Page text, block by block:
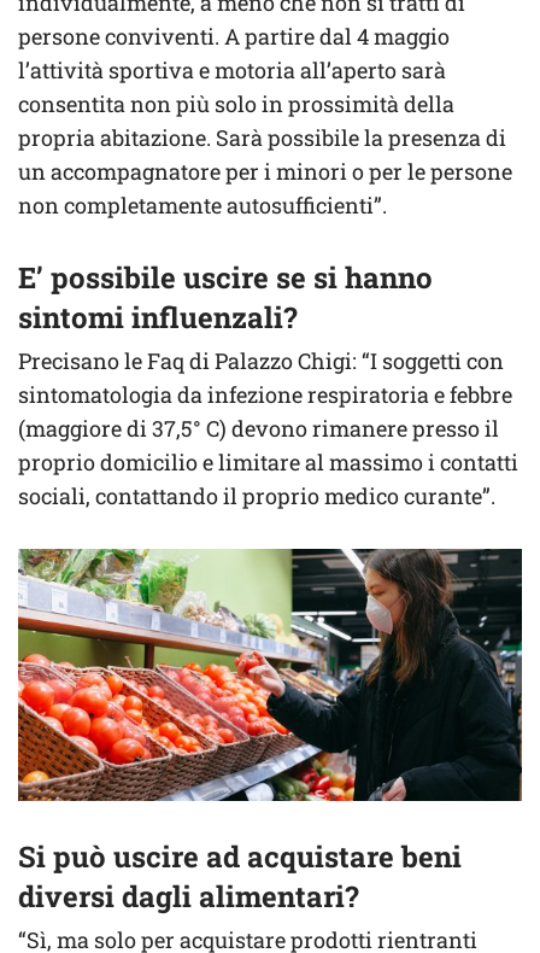
persone conviventi. A partire dal 4 maggio
l’attività sportiva e motoria all’aperto sarà
consentita non più solo in prossimità della
propria abitazione. Sarà possibile la presenza di
un accompagnatore per i minori o per le persone
non completamente autosufficienti”.
E’ possibile uscire se si hanno
sintomi influenzali?
Precisano le Faq di Palazzo Chigi: “I soggetti con
sintomatologia da infezione respiratoria e febbre
(maggiore di 37,5° C) devono rimanere presso il
proprio domicilio e limitare al massimo i contatti
sociali, contattando il proprio medico curante”.
Si può uscire ad acquistare beni
diversi dagli alimentari?
“Sì, ma solo per acquistare prodotti rientranti